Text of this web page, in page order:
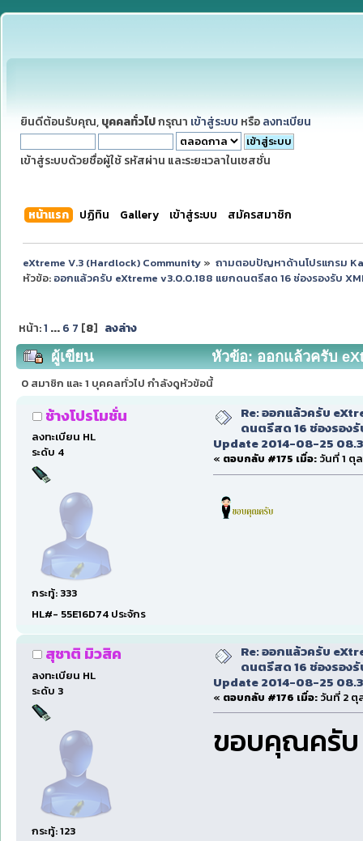
ยินดีต้อนรับคุณ, บุคคลทั่วไปกรุณา เข้าสู่ระบบ หรือ ลงทะเบียน
เข้าสู่ระบบด้วยชื่อผู้ใช้ รหัสผ่าน และระยะเวลาในเซสชั่น
หน้าแรก ปฏิทิน Gallery เข้าสู่ระบบ สมัครสมาชิก
eXtreme V.3 (Hardlock) Community» ถามตอบปัญหาด้านโปรแกรม
หัวข้อ: ออกแล้วครับ eXtreme v3.0.0.188 แยกดนตรีสด 16 ช่องรองรับ
หน้า:1 ... 6 7 [8] ลงล่าง
ผู้เขียน
หัวข้อ: ออกแล้วครับ
Update 2014-08-25 08.30 น. (อ่าน 266947 ครั้ง)
0 สมาชิก และ 1 บุคคลทั่วไป กำลังดูหัวข้อนี้
ช้างโปรโมชั่น
ลงทะเบียน HL
ระดับ 4
กระทู้: 333
HL#- 55E16D74 ประจักร
Re: ออกแล้วครับ
ดนตรีสด 16 ช่องรอง
Update 2014-08-25
« ตอบกลับ #175 เมื่อ: วันที่ 1 ตุ
สุชาติ มิวสิค
ลงทะเบียน HL
ระดับ 3
กระทู้: 123
Re: ออกแล้วครับ
ดนตรีสด 16 ช่องรอง
Update 2014-08-25
« ตอบกลับ #176 เมื่อ: วันที่ 2 ตุ
ขอบคุณครั